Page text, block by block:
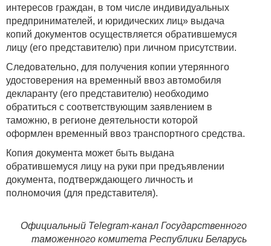
интересов граждан, в том числе индивидуальных
предпринимателей, и юридических лиц» выдача
копий документов осуществляется обратившемуся
лицу (его представителю) при личном присутствии.
Следовательно, для получения копии утерянного
удостоверения на временный ввоз автомобиля
декларанту (его представителю) необходимо
обратиться с соответствующим заявлением в
таможню, в регионе деятельности которой
оформлен временный ввоз транспортного средства.
Копия документа может быть выдана
обратившемуся лицу на руки при предъявлении
документа, подтверждающего личность и
полномочия (для представителя).
Официальный Telegram-канал Государственного
таможенного комитета Республики Беларусь